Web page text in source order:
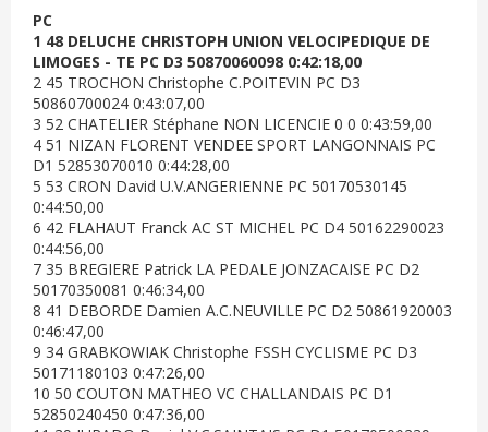
PC
1 48 DELUCHE CHRISTOPH UNION VELOCIPEDIQUE DE
LIMOGES - TE PC D3 50870060098 0:42:18,00
2 45 TROCHON Christophe C.POITEVIN PC D3
50860700024 0:43:07,00
3 52 CHATELIER Stéphane NON LICENCIE 0 0 0:43:59,00
4 51 NIZAN FLORENT VENDEE SPORT LANGONNAIS PC
D1 52853070010 0:44:28,00
5 53 CRON David U.V.ANGERIENNE PC 50170530145
0:44:50,00
6 42 FLAHAUT Franck AC ST MICHEL PC D4 50162290023
0:44:56,00
7 35 BREGIERE Patrick LA PEDALE JONZACAISE PC D2
50170350081 0:46:34,00
8 41 DEBORDE Damien A.C.NEUVILLE PC D2 50861920003
0:46:47,00
9 34 GRABKOWIAK Christophe FSSH CYCLISME PC D3
50171180103 0:47:26,00
10 50 COUTON MATHEO VC CHALLANDAIS PC D1
52850240450 0:47:36,00